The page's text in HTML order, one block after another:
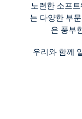
노련한 소프
는 다양한 부
은 풍부
우리와 함께